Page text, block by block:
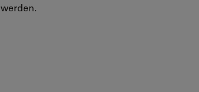
werden.